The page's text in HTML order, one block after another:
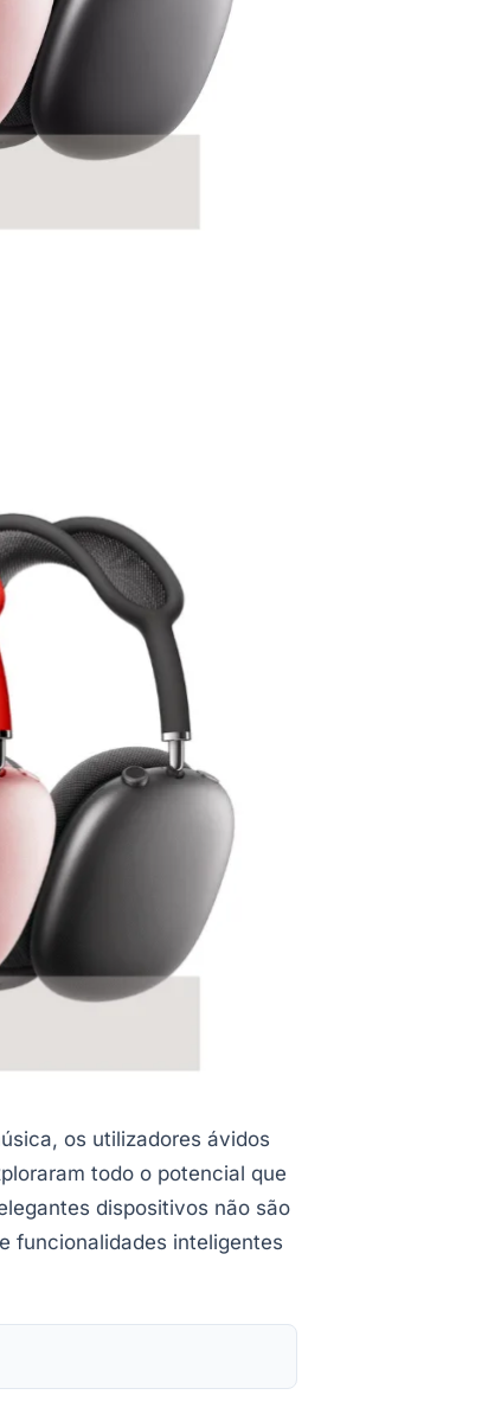
os utilizadores ávidos
todo o potencial que
dispositivos não são
funcionalidades inteligentes